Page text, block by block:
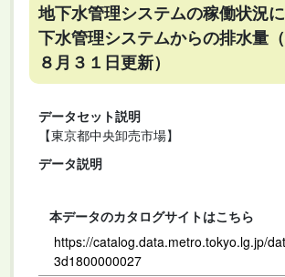
地下水管理システムの稼働状況
下水管理システムからの排水量
８月３１日更新）
データセット説明
【東京都中央卸売市場】
データ説明
本データのカタログサイトはこちら
https://catalog.data.metro.tokyo.lg.jp/
3d1800000027